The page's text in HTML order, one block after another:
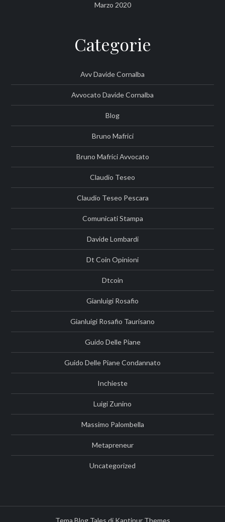
Marzo 2020
Categorie
Avv Davide Cornalba
Avvocato Davide Cornalba
Blog
Bruno Mafrici
Bruno Mafrici Avvocato
Claudio Teseo
Claudio Teseo Pescara
Comunicati Stampa
Davide Lombardi
Dt Coin Opinioni
Dtcoin
Gianluigi Rosafio
Gianluigi Rosafio Taurisano
Guido Delle Piane
Guido Delle Piane Condannato
Inchieste
Luigi Zunino
Massimo Palombella
Metapreneur
Uncategorized